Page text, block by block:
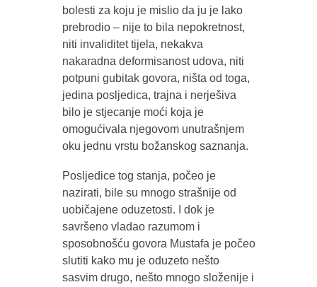
bolesti za koju je mislio da ju je lako
prebrodio – nije to bila nepokretnost,
niti invaliditet tijela, nekakva
nakaradna deformisanost udova, niti
potpuni gubitak govora, ništa od toga,
jedina posljedica, trajna i nerješiva
bilo je stjecanje moći koja je
omogućivala njegovom unutrašnjem
oku jednu vrstu božanskog saznanja.
Posljedice tog stanja, počeo je
nazirati, bile su mnogo strašnije od
uobičajene oduzetosti. I dok je
savršeno vladao razumom i
sposobnošću govora Mustafa je počeo
slutiti kako mu je oduzeto nešto
sasvim drugo, nešto mnogo složenije i